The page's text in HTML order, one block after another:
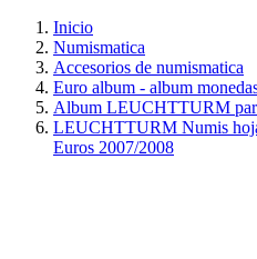
Inicio
Numismatica
Accesorios de numismatica
Euro album - album
Album LEUCHTTURM
LEUCHTTURM Numis
Euros 2007/2008